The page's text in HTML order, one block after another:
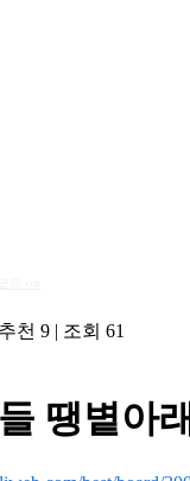
추천 9 | 조회 61
땡볕아